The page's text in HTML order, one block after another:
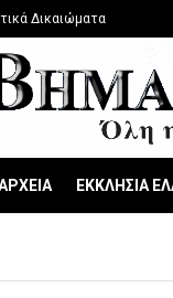
Δικαιώματα
ΕΚΚΛΗΣΙΑ